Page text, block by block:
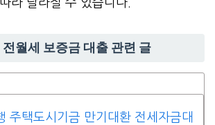
라 달라질 수 있습니다.
월세 보증금 대출 관련 글
주택도시기금 만기대환 전세자금대